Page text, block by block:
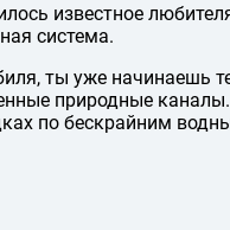
известное
система.
ты уже начинаешь
природные
по бескрайним